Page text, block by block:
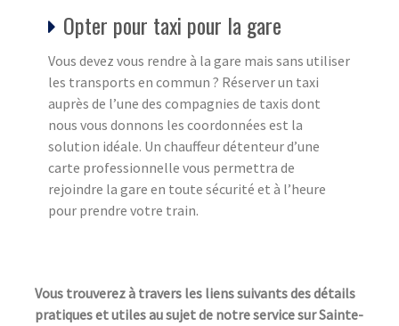
Opter pour taxi pour la gare
Vous devez vous rendre à la gare mais sans utiliser
les transports en commun ? Réserver un taxi
auprès de l’une des compagnies de taxis dont
nous vous donnons les coordonnées est la
solution idéale. Un chauffeur détenteur d’une
carte professionnelle vous permettra de
rejoindre la gare en toute sécurité et à l’heure
pour prendre votre train.
Vous trouverez à travers les liens suivants des détails
pratiques et utiles au sujet de notre service sur Sainte-